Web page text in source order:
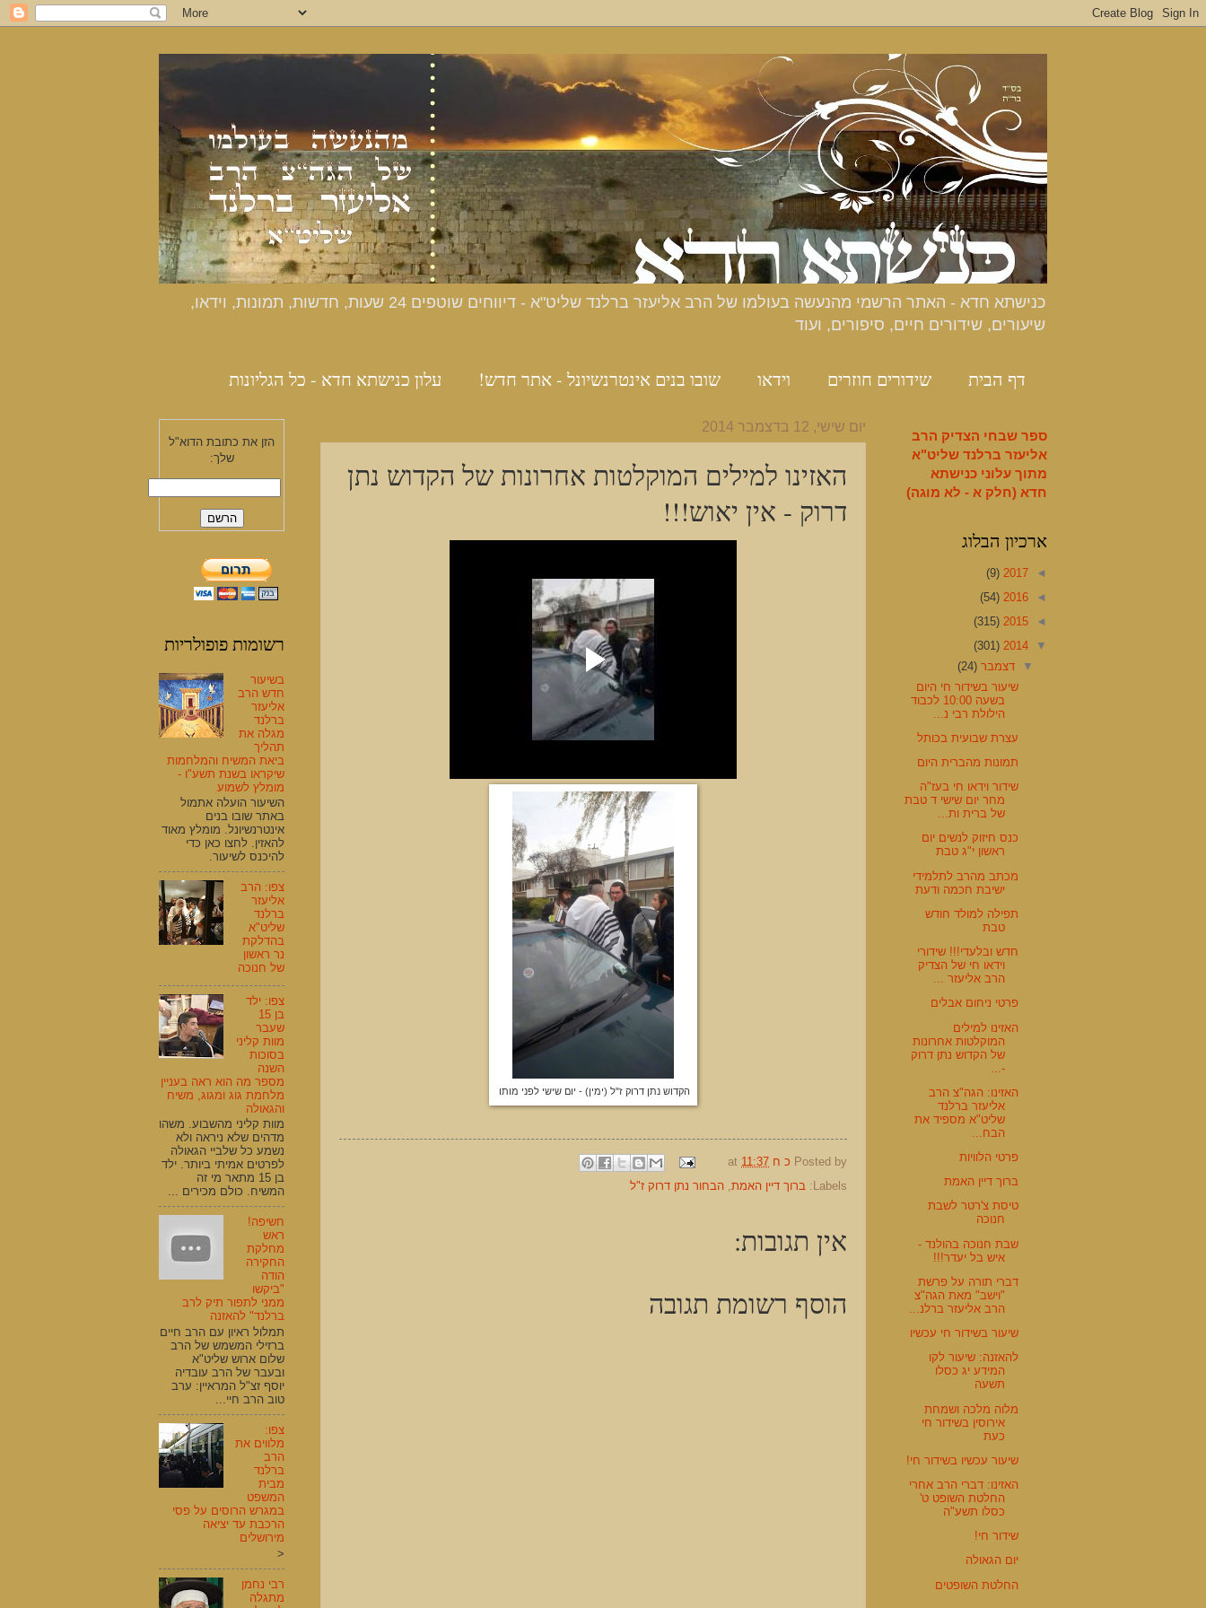
כנישתא חדא - האתר הרשמי מהנעשה בעולמו של הרב אליעזר ברלנד שליט"א - דיווחים שוטפים 24 שעות, חדשות, תמונות, וידאו,
שיעורים, שידורים חיים, סיפורים, ועוד
דף הבית שידורים חוזרים וידאו שובו בנים אינטרנשיונל - אתר חדש!
עלון כנישתא חדא - כל הגליונות
יום שישי, 12 בדצמבר 2014
האזינו למילים המוקלטות אחרונות של הקדוש נתן
דרוק - אין יאוש!!!
הקדוש נתן דרוק ז"ל (ימין) - יום שישי לפני מותו
Posted by כ ח at 11:37
Labels:
ברוך דיין האמת, הבחור נתן דרוק ז"ל
אין תגובות:
הוסף רשומת תגובה
הזן את כתובת הדוא"ל
שלך:
רשומות פופולריות
בשיעור
חדש הרב
אליעזר
ברלנד
מגלה את
תהליך
ביאת המשיח והמלחמות
שיקראו בשנת תשע"ו -
מומלץ לשמוע
השיעור הועלה אתמול
באתר שובו בנים
אינטרנשיונל. מומלץ מאוד
להאזין. לחצו כאן כדי
להיכנס לשיעור.
צפו: הרב
אליעזר
ברלנד
שליט"א
בהדלקת
נר ראשון
של חנוכה
צפו: ילד
בן 15
שעבר
מוות קליני
בסוכות
השנה
מספר מה הוא ראה בעניין
מלחמת גוג ומגוג, משיח
והגאולה
מוות קליני מהשבוע. משהו
מדהים שלא ניראה ולא
נשמע כל שלביי הגאולה
לפרטים אמיתי ביותר. ילד
בן 15 מתאר מי זה
המשיח. כולם מכירים ...
חשיפה!
ראש
מחלקת
החקירה
הודה
"ביקשו
ממני לתפור תיק לרב
ברלנד" להאזנה
תמלול ראיון עם הרב חיים
ברזילי המשמש של הרב
שלום ארוש שליט"א
ובעבר של הרב עובדיה
יוסף זצ"ל המראיין: ערב
טוב הרב חיי...
צפו:
מלווים את
הרב
ברלנד
מבית
המשפט
במגרש הרוסים על פסי
הרכבת עד יציאה
מירושלים
<
רבי נחמן
מתגלה
ספר שבחי הצדיק הרב
אליעזר ברלנד שליט"א
מתוך עלוני כנישתא
חדא (חלק א - לא מוגה)
ארכיון הבלוג
◄
2017
(9)
◄
2016
(54)
◄
2015
(315)
▼
2014
(301)
▼דצמבר(24)
שיעור בשידור חי היום
בשעה 10:00 לכבוד
הילולת רבי נ...
עצרת שבועית בכותל
תמונות מהברית היום
שידור וידאו חי בעז"ה
מחר יום שישי ד טבת
של ברית ות...
כנס חיזוק לנשים יום
ראשון י"ג טבת
מכתב מהרב לתלמידי
ישיבת חכמה ודעת
תפילה למולד חודש
טבת
חדש ובלעדי!!! שידורי
וידאו חי של הצדיק
הרב אליעזר ...
פרטי ניחום אבלים
האזינו למילים
המוקלטות אחרונות
של הקדוש נתן דרוק
-...
האזינו: הגה"צ הרב
אליעזר ברלנד
שליט"א מספיד את
הבח...
פרטי הלוויות
ברוך דיין האמת
טיסת צ'רטר לשבת
חנוכה
שבת חנוכה בהולנד -
איש בל יעדר!!!
דברי תורה על פרשת
"וישב" מאת הגה"צ
הרב אליעזר ברלנ...
שיעור בשידור חי עכשיו
להאזנה: שיעור לקו
המידע יג כסלו
תשעה
מלוה מלכה ושמחת
אירוסין בשידור חי
כעת
שיעור עכשיו בשידור חי!
האזינו: דברי הרב אחרי
החלטת השופט ט'
כסלו תשע"ה
שידור חי!
יום הגאולה
החלטת השופטים